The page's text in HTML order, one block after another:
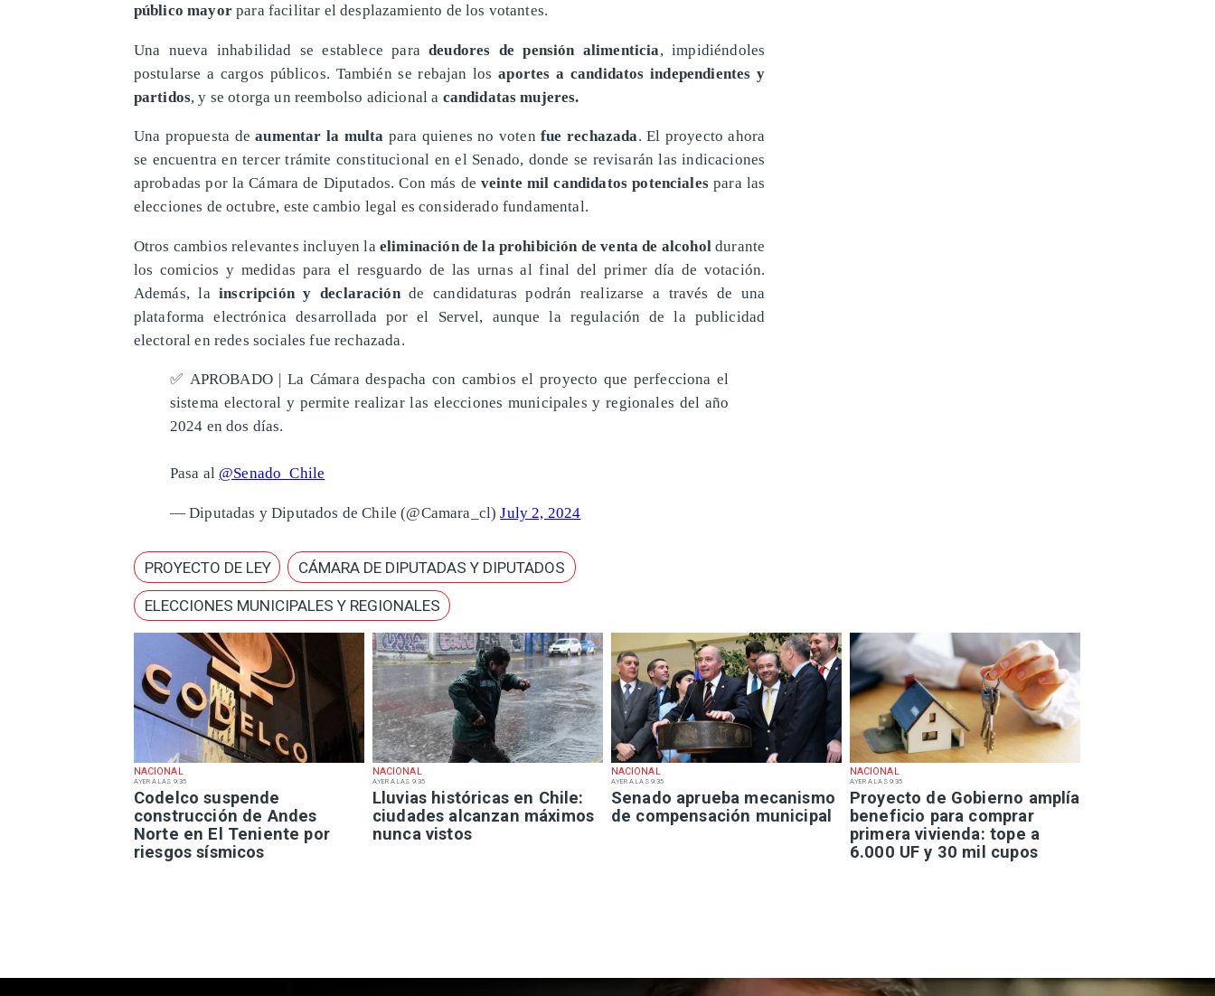
NACIONAL
AYER A LAS 9:35
Codelco suspende
construcción de Andes
Norte en El Teniente por
riesgos sísmicos
NACIONAL
AYER A LAS 9:35
Lluvias históricas en Chile:
ciudades alcanzan máximos
nunca vistos
NACIONAL
AYER A LAS 9:35
Senado aprueba mecanismo
de compensación municipal
NACIONAL
AYER A LAS 9:35
Proyecto de Gobierno amplía
beneficio para comprar
primera vivienda: tope a
6.000 UF y 30 mil cupos
público mayorpara facilitar el desplazamiento de los votantes.
Una nueva inhabilidad se establece paradeudores de pensión alimenticia, impidiéndoles
postularse a cargos públicos. También se rebajan los aportes a candidatos independientes y
partidos, y se otorga un reembolso adicional a candidatas mujeres.
Una propuesta deaumentar la multa para quienes no votenfue rechazada. El proyecto ahora
se encuentra en tercer trámite constitucional en el Senado, donde se revisarán las indicaciones
aprobadas por la Cámara de Diputados. Con más de veinte mil candidatos potencialespara las
elecciones de octubre, este cambio legal es considerado fundamental.
Otros cambios relevantes incluyen la eliminación de la prohibición de venta de alcohol durante
los comicios y medidas para el resguardo de las urnas al final del primer día de votación.
Además, lainscripción y declaraciónde candidaturas podrán realizarse a través de una
plataforma electrónica desarrollada por el Servel, aunque la regulación de la publicidad
electoral en redes sociales fue rechazada.
✅ APROBADO | La Cámara despacha con cambios el proyecto que perfecciona el
sistema electoral y permite realizar las elecciones municipales y regionales del año
2024 en dos días.
Pasa al @Senado_Chile
— Diputadas y Diputados de Chile (@Camara_cl)July 2, 2024
PROYECTO DE LEY CÁMARA DE DIPUTADAS Y DIPUTADOS
ELECCIONES MUNICIPALES Y REGIONALES